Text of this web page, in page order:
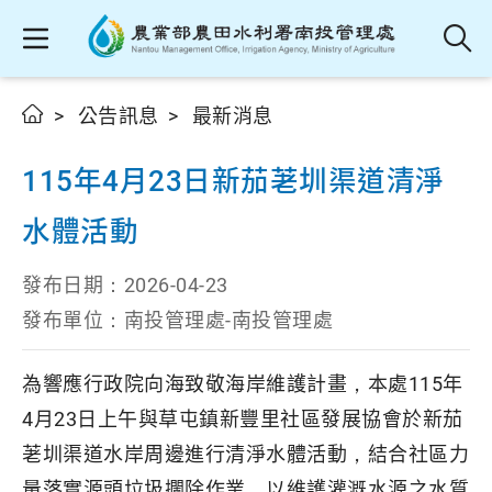
公告訊息 最新消息
115年4月23日新茄荖圳渠道清淨
水體活動
發布日期： 2026-04-23
發布單位： 南投管理處-南投管理處
為響應行政院向海致敬海岸維護計畫，本處115年
4月23日上午與草屯鎮新豐里社區發展協會於新茄
荖圳渠道水岸周邊進行清淨水體活動，結合社區力